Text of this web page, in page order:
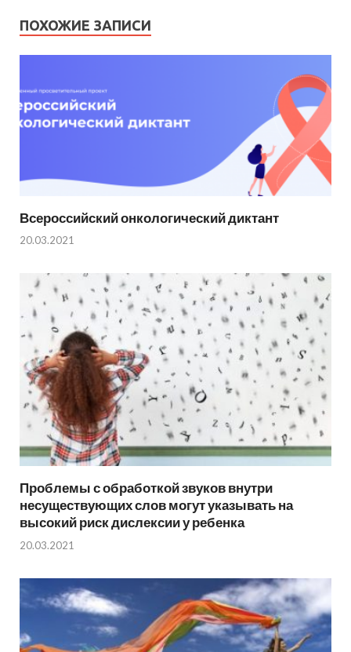
ПОХОЖИЕ ЗАПИСИ
Всероссийский онкологический диктант
20.03.2021
Проблемы с обработкой звуков внутри
несуществующих слов могут указывать на
высокий риск дислексии у ребенка
20.03.2021